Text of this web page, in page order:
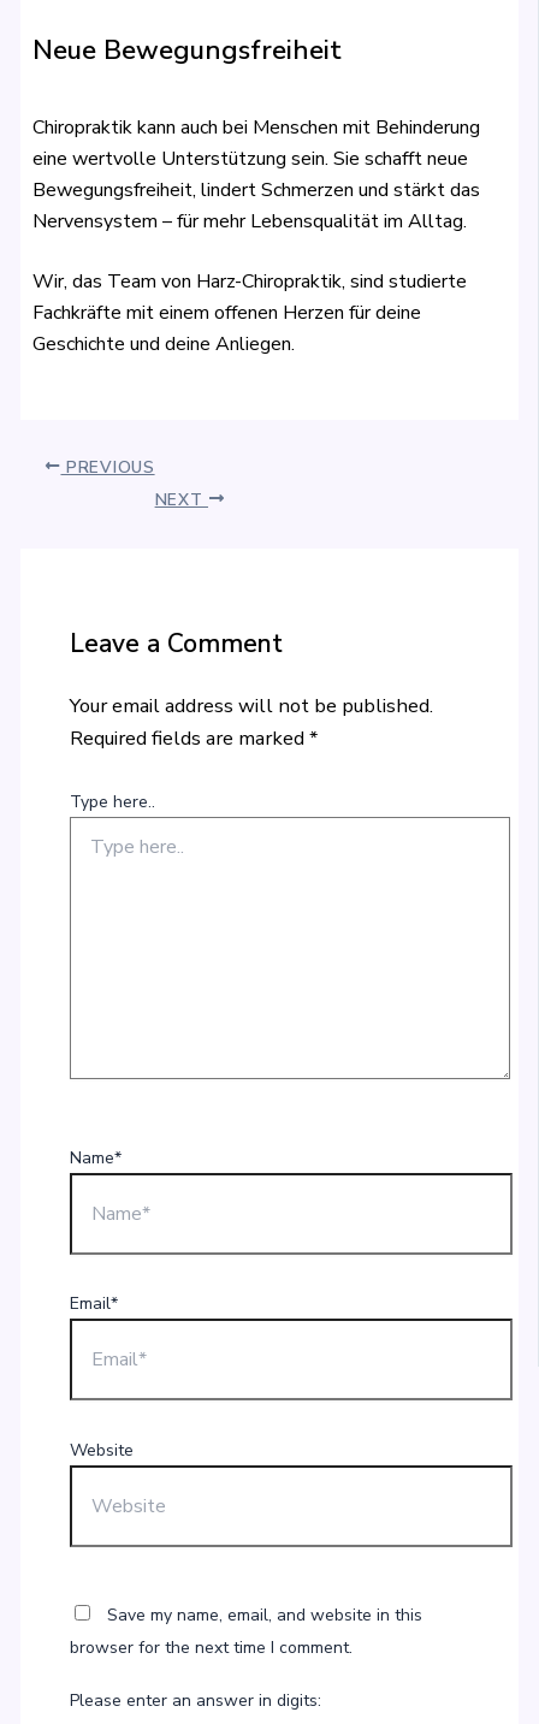
Neue Bewegungsfreiheit
Chiropraktik kann auch bei Menschen mit Behinderung
eine wertvolle Unterstützung sein. Sie schafft neue
Bewegungsfreiheit, lindert Schmerzen und stärkt das
Nervensystem – für mehr Lebensqualität im Alltag.
Wir, das Team von Harz-Chiropraktik, sind studierte
Fachkräfte mit einem offenen Herzen für deine
Geschichte und deine Anliegen.
PREVIOUS
NEXT
Leave a Comment
Your email address will not be published.
Required fields are marked *
Type here..
Name*
Email*
Website
Save my name, email, and website in this
browser for the next time I comment.
Please enter an answer in digits: